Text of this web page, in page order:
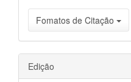
Fomatos de Citação
Edição